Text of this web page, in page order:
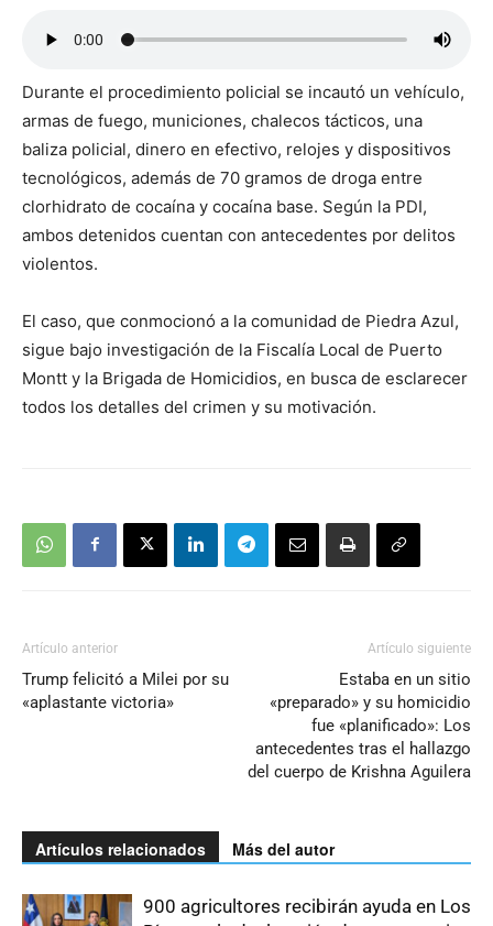
Durante el procedimiento policial se incautó un vehículo,
armas de fuego, municiones, chalecos tácticos, una
baliza policial, dinero en efectivo, relojes y dispositivos
tecnológicos, además de 70 gramos de droga entre
clorhidrato de cocaína y cocaína base. Según la PDI,
ambos detenidos cuentan con antecedentes por delitos
violentos.
El caso, que conmocionó a la comunidad de Piedra Azul,
sigue bajo investigación de la Fiscalía Local de Puerto
Montt y la Brigada de Homicidios, en busca de esclarecer
todos los detalles del crimen y su motivación.
Artículo anterior
Trump felicitó a Milei por su
«aplastante victoria»
Artículo siguiente
Estaba en un sitio
«preparado» y su homicidio
fue «planificado»: Los
antecedentes tras el hallazgo
del cuerpo de Krishna Aguilera
Artículos relacionados Más del autor
900 agricultores recibirán ayuda en Los